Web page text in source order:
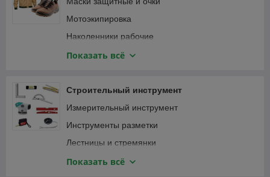
Мотоэкипировка
Наколенники рабочие
Наушники
Привязь страховочная
Спецодежда
Показать всё
Строительный инструмент
Измерительный инструмент
Инструменты разметки
Лестницы и стремянки
Зажимы
Показать всё